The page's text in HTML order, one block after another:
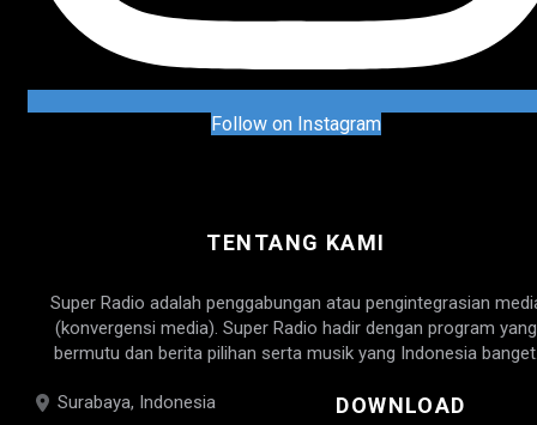
Follow on Instagram
TENTANG KAMI
Super Radio adalah penggabungan atau pengintegrasian
(konvergensi media). Super Radio hadir dengan program yang
bermutu dan berita pilihan serta musik yang Indonesia
Surabaya, Indonesia
DOWNLOAD